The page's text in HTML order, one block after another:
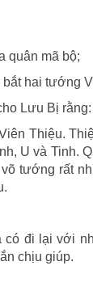
nghĩa
quân mã bộ;
bắt hai tướng
Lưu Bị rằng:
Thiệu.
U và Tinh.
tướng rất
có đi lại với
chịu giúp.